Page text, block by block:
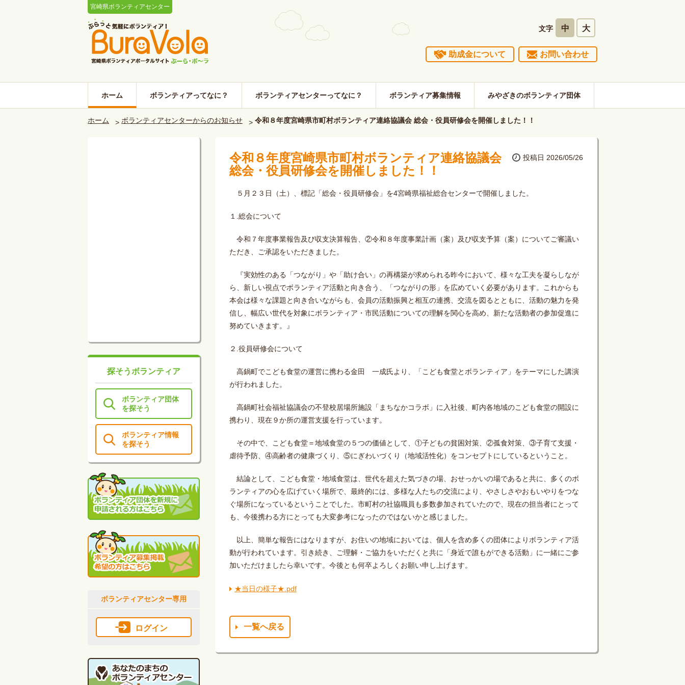
宮崎県ボランティアセンター
文字 中 大
お問い合わせ
助成金について
ホーム ボランティアってなに？ ボランティアセンターってなに？ ボランティア募集情報 みやざきのボランティア団体
ホーム ボランティアセンターからのお知らせ 令和８年度宮崎県市町村ボランティア連絡協議会 総会・役員研修会を開催しました！！
令和８年度宮崎県市町村ボランティア連絡協議会
総会・役員研修会を開催しました！！
投稿日 2026/05/26
５月２３日（土）、標記「総会・役員研修会」を4宮崎県福祉総合センターで開催しました。
１.総会について
令和７年度事業報告及び収支決算報告、②令和８年度事業計画（案）及び収支予算（案）についてご審議い
ただき、ご承認をいただきました。
『実効性のある「つながり」や「助け合い」の再構築が求められる昨今において、様々な工夫を凝らしなが
ら、新しい視点でボランティア活動と向き合う、「つながりの形」を広めていく必要があります。これからも
本会は様々な課題と向き合いながらも、会員の活動振興と相互の連携、交流を図るとともに、活動の魅力を発
信し、幅広い世代を対象にボランティア・市民活動についての理解を関心を高め、新たな活動者の参加促進に
努めていきます。』
２.役員研修会について
高鍋町でこども食堂の運営に携わる金田 一成氏より、「こども食堂とボランティア」をテーマにした講演
が行われました。
高鍋町社会福祉協議会の不登校居場所施設「まちなかコラボ」に入社後、町内各地域のこども食堂の開設に
携わり、現在９か所の運営支援を行っています。
その中で、こども食堂＝地域食堂の５つの価値として、①子どもの貧困対策、②孤食対策、③子育て支援・
虐待予防、④高齢者の健康づくり、⑤にぎわいづくり（地域活性化）をコンセプトにしているということ。
結論として、こども食堂・地域食堂は、世代を超えた気づきの場、おせっかいの場であると共に、多くのボ
ランティアの心を広げていく場所で、最終的には、多様な人たちの交流により、やさしさやおもいやりをつな
ぐ場所になっているということでした。市町村の社協職員も多数参加されていたので、現在の担当者にとって
も、今後携わる方にとっても大変参考になったのではないかと感じました。
以上、簡単な報告にはなりますが、お住いの地域においては、個人を含め多くの団体によりボランティア活
動が行われています。引き続き、ご理解・ご協力をいただくと共に「身近で誰もができる活動」に一緒にご参
加いただけましたら幸いです。今後とも何卒よろしくお願い申し上げます。
★当日の様子★.pdf
一覧へ戻る
探そうボランティア
ボランティア団体
を探そう
ボランティア情報
を探そう
ボランティアセンター専用
ログイン